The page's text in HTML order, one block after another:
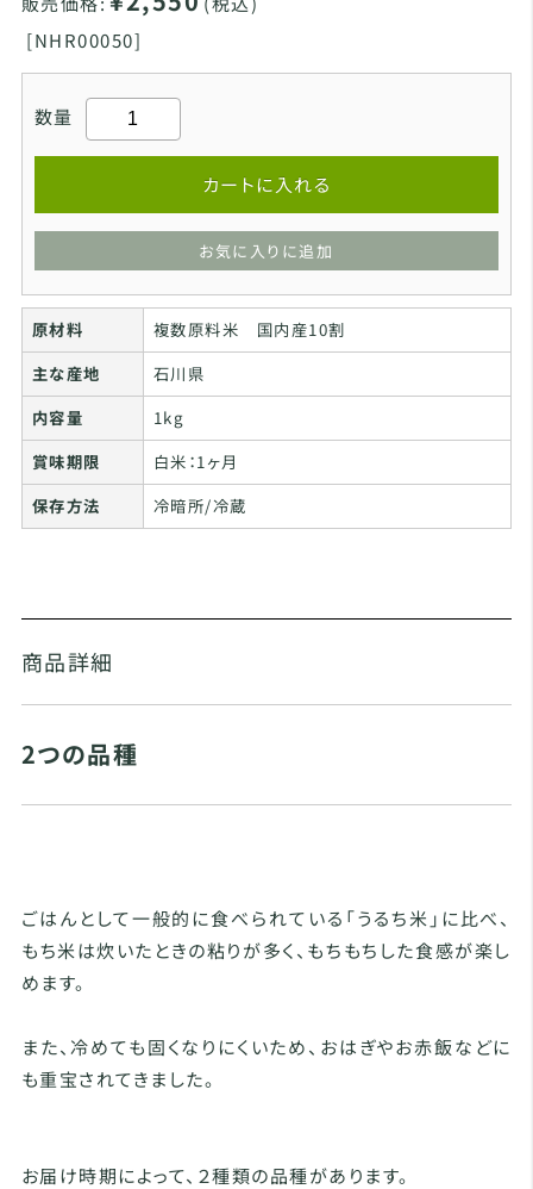
[NHR00050]
数量
カートに入れる
お気に入りに追加
原材料
複数原料米 国内産10割
主な産地
石川県
内容量
1kg
賞味期限
白米：1ヶ月
保存方法
冷暗所/冷蔵
商品詳細
2つの品種
ごはんとして一般的に食べられている「うるち米」に比べ、
もち米は炊いたときの粘りが多く、もちもちした食感が楽し
めます。
また、冷めても固くなりにくいため、おはぎやお赤飯などに
も重宝されてきました。
お届け時期によって、２種類の品種があります。